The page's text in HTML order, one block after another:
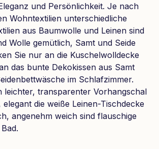
und Persönlichkeit. Je nach
Wohntextilien unterschiedliche
aus Baumwolle und Leinen sind
Wolle gemütlich, Samt und Seide
Sie nur an die Kuschelwolldecke
das bunte Dekokissen aus Samt
im Schlafzimmer.
leichter, transparenter Vorhangschal
die weiße Leinen-Tischdecke
angenehm weich sind flauschige